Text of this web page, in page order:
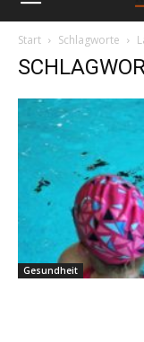
Start Schlagworte
Gesundheit